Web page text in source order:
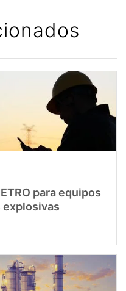
para equipos
explosivas